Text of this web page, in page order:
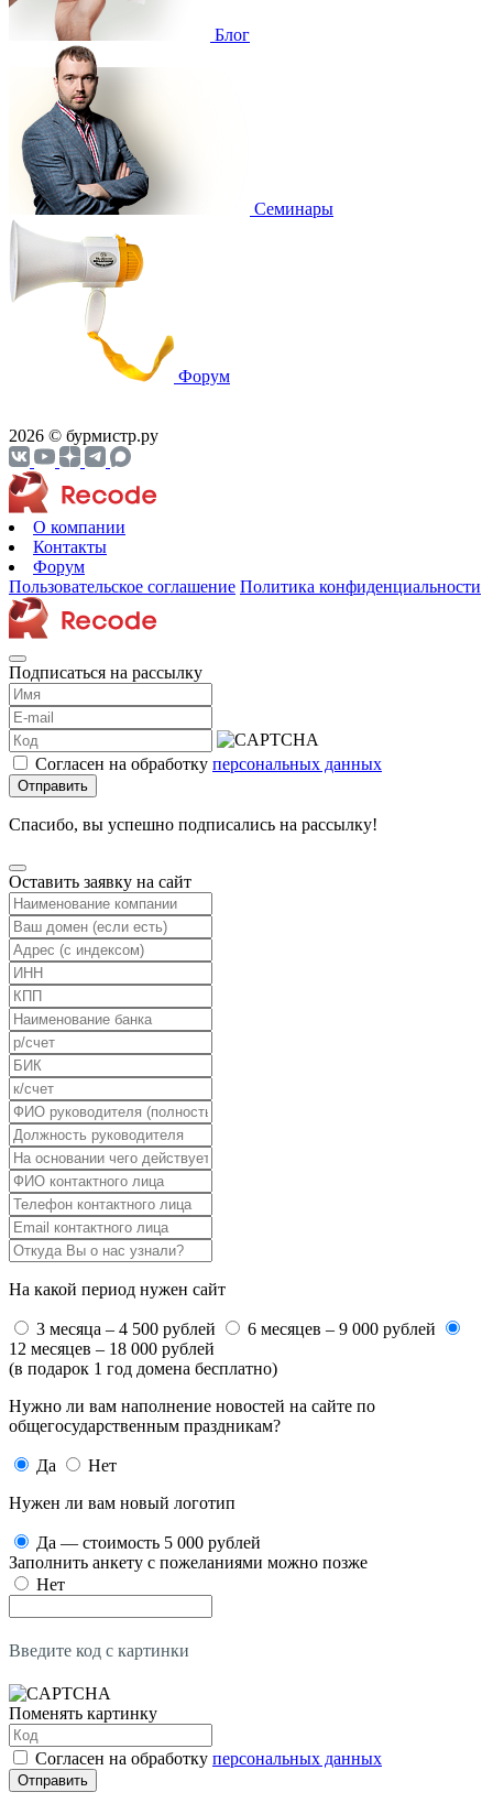
Блог
Cеминары
Форум
2026 © бурмистр.ру
О компании
Контакты
Форум
Пользовательское соглашение Политика конфиденциальности
Подписаться на рассылку
Согласен на обработку персональных данных
Отправить
Спасибо, вы успешно подписались на рассылку!
Оставить заявку на сайт
На какой период нужен сайт
3 месяца – 4 500 рублей
6 месяцев – 9 000 рублей
12 месяцев – 18 000 рублей
(в подарок 1 год домена бесплатно)
Нужно ли вам наполнение новостей на сайте по
общегосударственным праздникам?
Да
Нет
Нужен ли вам новый логотип
Да — стоимость 5 000 рублей
Заполнить анкету с пожеланиями можно позже
Нет
Введите код с картинки
Поменять картинку
Согласен на обработку персональных данных
Отправить